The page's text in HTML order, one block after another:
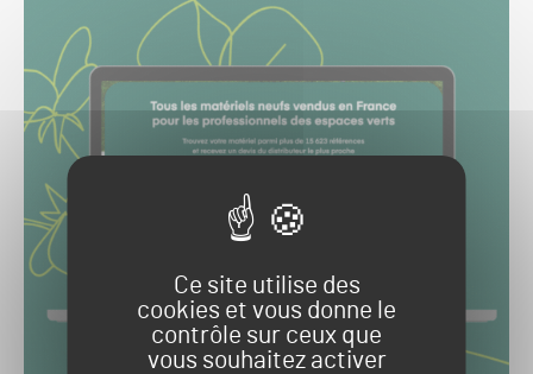
Ce site utilise des
cookies et vous donne le
contrôle sur ceux que
vous souhaitez activer